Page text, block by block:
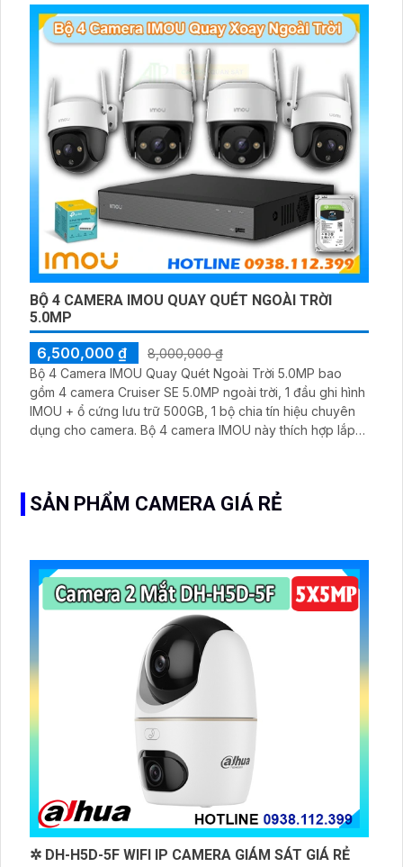
BỘ 4 CAMERA IMOU QUAY QUÉT NGOÀI TRỜI
5.0MP
6,500,000 ₫
8,000,000 ₫
Bộ 4 Camera IMOU Quay Quét Ngoài Trời 5.0MP bao
gồm 4 camera Cruiser SE 5.0MP ngoài trời, 1 đầu ghi hình
IMOU + ổ cứng lưu trữ 500GB, 1 bộ chia tín hiệu chuyên
dụng cho camera. Bộ 4 camera IMOU này thích hợp lắp
SẢN PHẨM CAMERA GIÁ RẺ
✲ DH-H5D-5F WIFI IP CAMERA GIÁM SÁT GIÁ RẺ